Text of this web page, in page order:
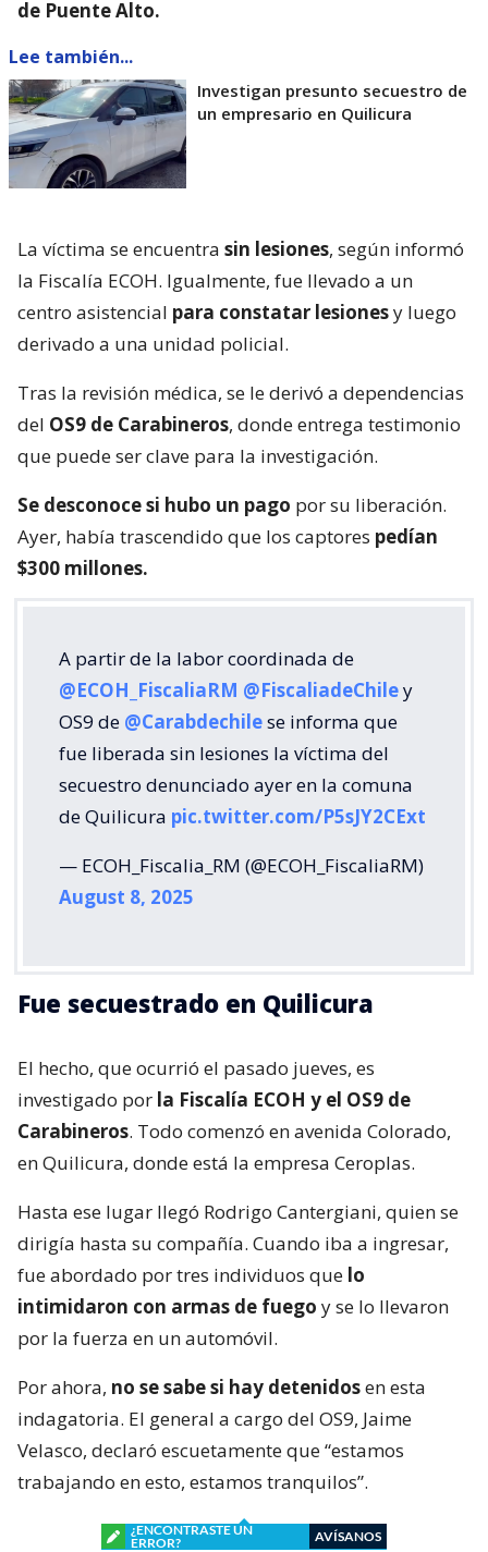
de Puente Alto.
Lee también...
Investigan presunto secuestro de
un empresario en Quilicura
La víctima se encuentra sin lesiones, según informó
la Fiscalía ECOH. Igualmente, fue llevado a un
centro asistencial para constatar lesionesy luego
derivado a una unidad policial.
Tras la revisión médica, se le derivó a dependencias
del OS9 de Carabineros, donde entrega testimonio
que puede ser clave para la investigación.
Se desconoce si hubo un pago por su liberación.
Ayer, había trascendido que los captores pedían
$300 millones.
A partir de la labor coordinada de
@ECOH_FiscaliaRM @FiscaliadeChiley
OS9 de @Carabdechilese informa que
fue liberada sin lesiones la víctima del
secuestro denunciado ayer en la comuna
de Quilicura pic.twitter.com/P5sJY2CExt
— ECOH_Fiscalia_RM (@ECOH_FiscaliaRM)
August 8, 2025
Fue secuestrado en Quilicura
El hecho, que ocurrió el pasado jueves, es
investigado por la Fiscalía ECOH y el OS9 de
Carabineros. Todo comenzó en avenida Colorado,
en Quilicura, donde está la empresa Ceroplas.
Hasta ese lugar llegó Rodrigo Cantergiani, quien se
dirigía hasta su compañía. Cuando iba a ingresar,
fue abordado por tres individuos que lo
intimidaron con armas de fuego y se lo llevaron
por la fuerza en un automóvil.
Por ahora, no se sabe si hay detenidosen esta
indagatoria. El general a cargo del OS9, Jaime
Velasco, declaró escuetamente que “estamos
trabajando en esto, estamos tranquilos”.
¿ENCONTRASTE UN
ERROR?
AVÍSANOS